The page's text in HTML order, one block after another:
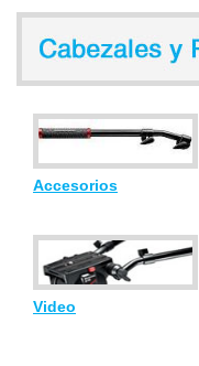
Accesorios
Video